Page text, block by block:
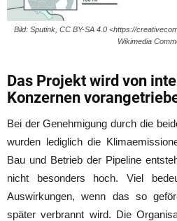
Bild: Sputink, CC BY-SA 4.0 <https://
Wikimedia
Das Projekt wird von
Konzernen
Bei der Genehmigung durch die
wurden lediglich die
Bau und Betrieb der Pipeline
nicht besonders hoch. Viel
Auswirkungen, wenn das so
später verbrannt wird. Die